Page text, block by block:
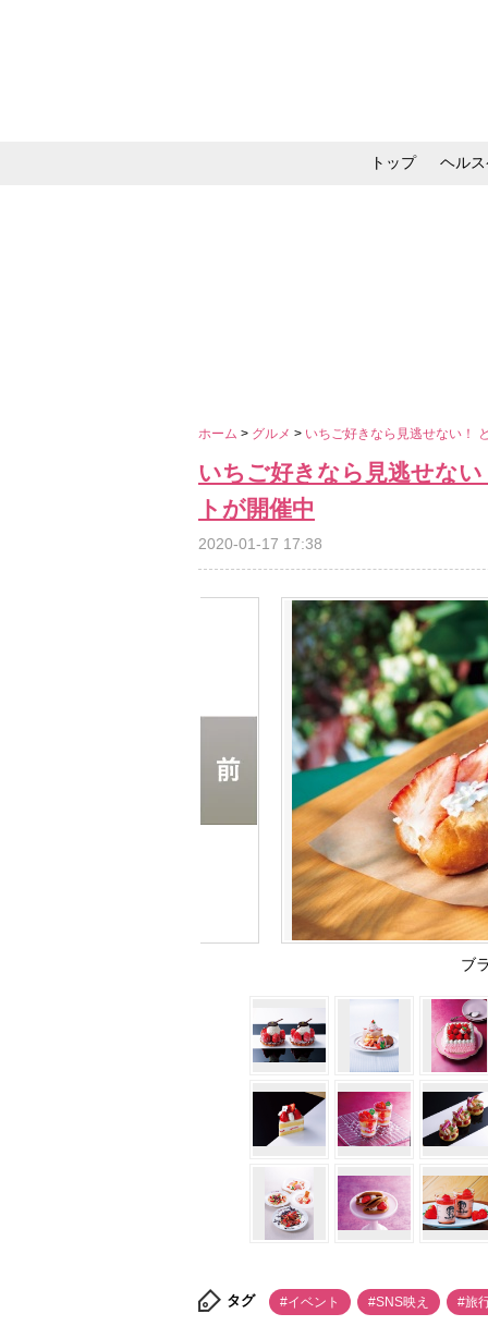
トップ ヘル
ホーム > グルメ > いちご好きなら見逃せない！
いちご好きなら見逃せな
トが開催中
2020-01-17 17:38
ブ
タグ #イベント #SNS映え #旅